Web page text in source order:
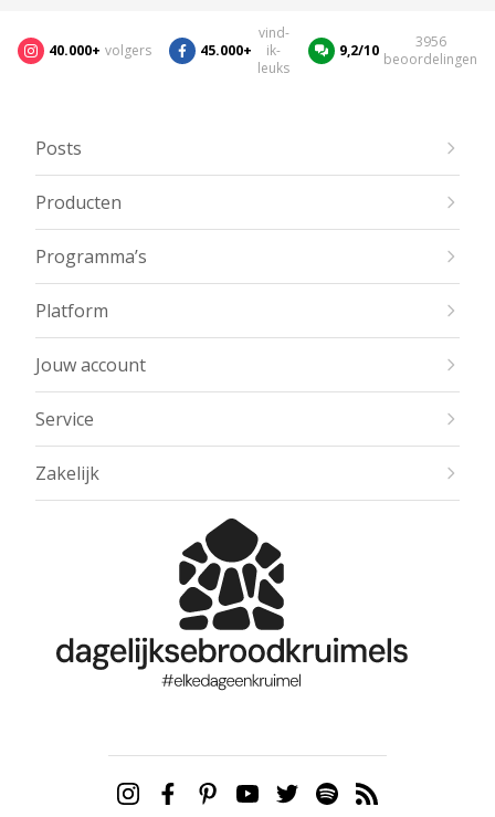
40.000+ volgers 45.000+
vind-
ik-
leuks
9,2/10
3956
beoordelingen
Posts
Producten
Programma’s
Platform
Jouw account
Service
Zakelijk